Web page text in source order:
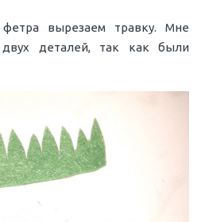
вырезаем травку. Мне
деталей, так как были